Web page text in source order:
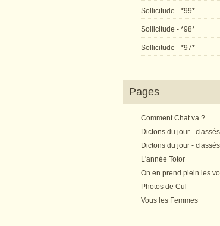
Sollicitude - *99*
Sollicitude - *98*
Sollicitude - *97*
Pages
Comment Chat va ?
Dictons du jour -
Dictons du jour -
L'année Totor
On en prend plein les
Photos de Cul
Vous les Femmes